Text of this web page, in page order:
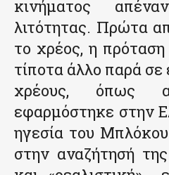
κινήματος
λιτότητας. Πρώτα
το χρέος, η
τίποτα άλλο παρά σε
χρέους, όπως
εφαρμόστηκε στην
ηγεσία του Μπλόκου
στην αναζήτησή